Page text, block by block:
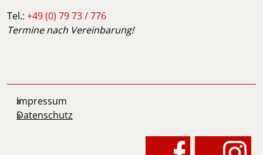
Tel.: +49 (0) 79 73 / 776
Termine nach Vereinbarung!
Impressum
Datenschutz